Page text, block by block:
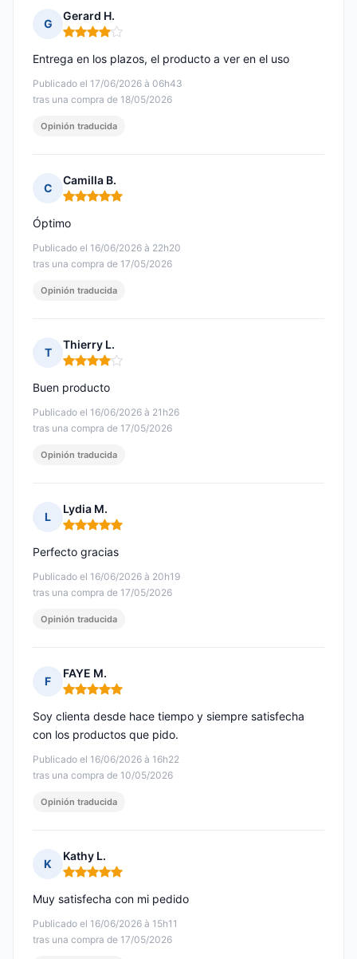
G
Gerard H.
Nota: 4 de 5
Publicado el 17/06/2026 à 06h43
tras una compra de 18/05/2026
Entrega en los plazos, el producto a ver en el uso
Opinión traducida
C
Camilla B.
Nota: 5 de 5
Publicado el 16/06/2026 à 22h20
tras una compra de 17/05/2026
Óptimo
Opinión traducida
T
Thierry L.
Nota: 4 de 5
Publicado el 16/06/2026 à 21h26
tras una compra de 17/05/2026
Buen producto
Opinión traducida
L
Lydia M.
Nota: 5 de 5
Publicado el 16/06/2026 à 20h19
tras una compra de 17/05/2026
Perfecto gracias
Opinión traducida
F
FAYE M.
Nota: 5 de 5
Publicado el 16/06/2026 à 16h22
tras una compra de 10/05/2026
Soy clienta desde hace tiempo y siempre satisfecha
con los productos que pido.
Opinión traducida
K
Kathy L.
Nota: 5 de 5
Publicado el 16/06/2026 à 15h11
tras una compra de 17/05/2026
Muy satisfecha con mi pedido